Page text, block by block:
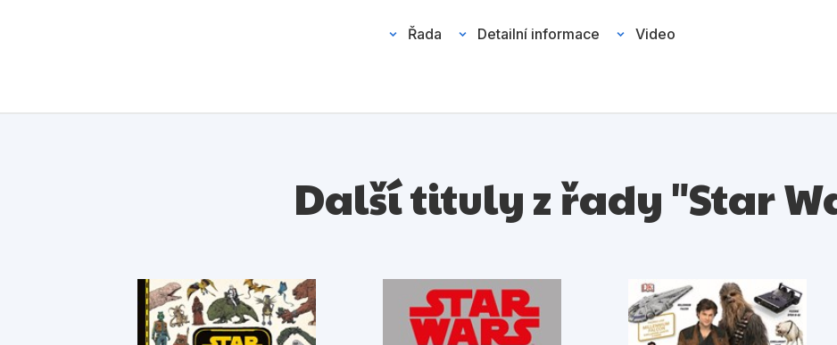
Řada Detailní informace Video
Další tituly z řady "Star